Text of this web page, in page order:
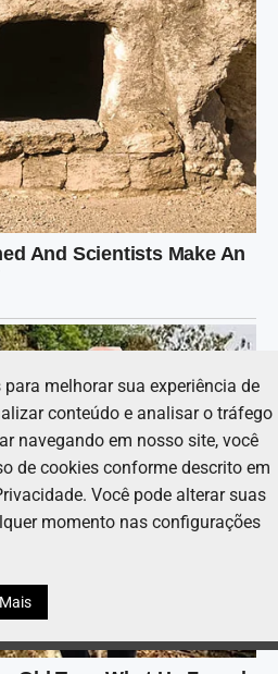
melhorar sua experiência de
conteúdo e analisar o tráfego
navegando em nosso site, você
de cookies conforme descrito em
Você pode alterar suas
momento nas configurações